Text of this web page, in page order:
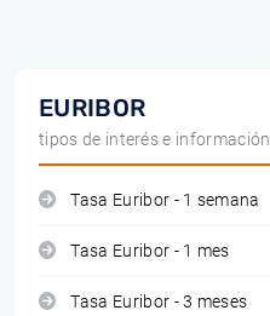
EURIBOR
tipos de interés e información
Tasa Euribor - 1 semana
Tasa Euribor - 1 mes
Tasa Euribor - 3 meses